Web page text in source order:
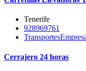
Tenerife
928969761
Transportes
Cerrajero 24 horas